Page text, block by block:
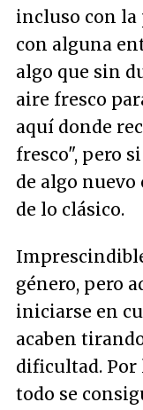
incluso con la
con alguna
algo que sin
aire fresco
aquí donde
fresco", pero
de algo
de lo clásico.
género, pero
iniciarse en
acaben
dificultad. Por
todo se